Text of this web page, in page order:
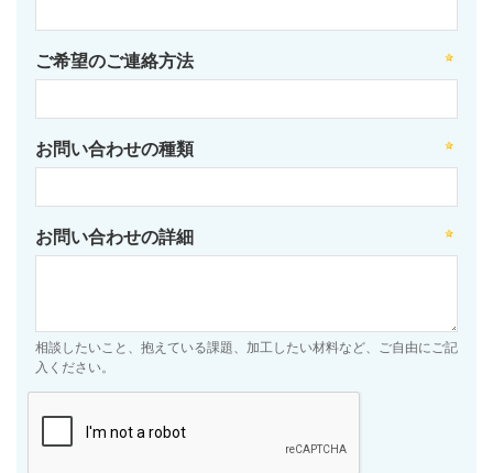
ご希望のご連絡方法
お問い合わせの種類
お問い合わせの詳細
相談したいこと、抱えている課題、加工したい材料など、ご自由にご記
入ください。